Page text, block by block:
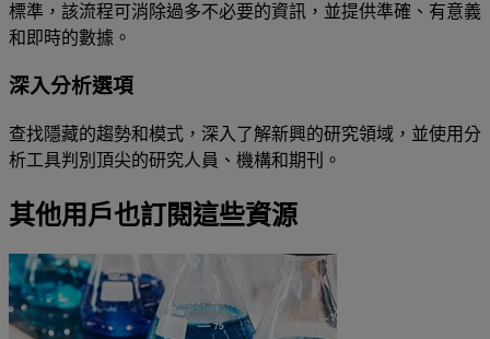
標準，該流程可消除過多不必要的資訊，並提供準確、有意義
和即時的數據。
深入分析選項
查找隱藏的趨勢和模式，深入了解新興的研究領域，並使用分
析工具判別頂尖的研究人員、機構和期刊。
其他用戶也訂閱這些資源